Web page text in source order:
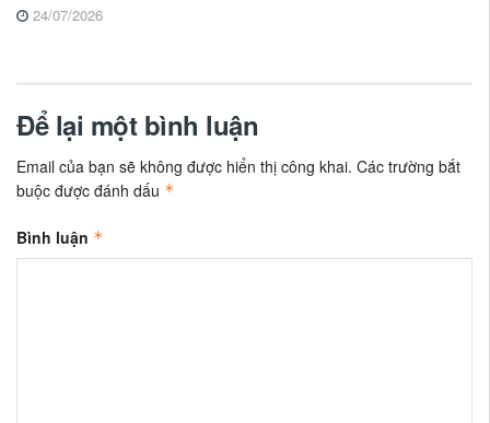
24/07/2026
Để lại một bình luận
Email của bạn sẽ không được hiển thị công khai. Các trường bắt
buộc được đánh dấu *
Bình luận *